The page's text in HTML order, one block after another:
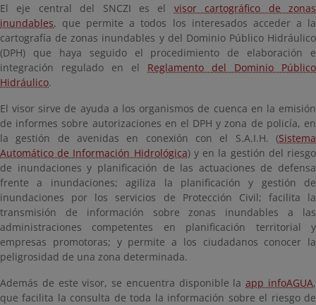
El eje central del SNCZI es el visor cartográfico de zonas
inundables, que permite a todos los interesados acceder a la
cartografía de zonas inundables y del Dominio Público Hidráulico
(DPH) que haya seguido el procedimiento de elaboración e
integración regulado en el Reglamento del Dominio Público
Hidráulico.
El visor sirve de ayuda a los organismos de cuenca en la emisión
de informes sobre autorizaciones en el DPH y zona de policía, en
la gestión de avenidas en conexión con el S.A.I.H. (Sistema
Automático de Información Hidrológica) y en la gestión del riesgo
de inundaciones y planificación de las actuaciones de defensa
frente a inundaciones; agiliza la planificación y gestión de
inundaciones por los servicios de Protección Civil; facilita la
transmisión de información sobre zonas inundables a las
administraciones competentes en planificación territorial y
empresas promotoras; y permite a los ciudadanos conocer la
peligrosidad de una zona determinada.
Además de este visor, se encuentra disponible laapp infoAGUA,
que facilita la consulta de toda la información sobre el riesgo de